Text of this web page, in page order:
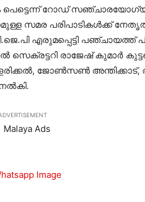
റോഡ്
സമര പരിപാടികള്‍ക്ക്
എരുമപ്പെട്ടി പഞ്ചായത്ത്
രാജേഷ് കുമാര്‍
ജോണ്‍സണ്‍ അന്തിക്കാട്,